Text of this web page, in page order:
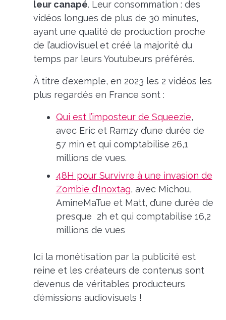
leur canapé. Leur consommation : des
vidéos longues de plus de 30 minutes,
ayant une qualité de production proche
de l’audiovisuel et créé la majorité du
temps par leurs Youtubeurs préférés.
À titre d’exemple, en 2023 les 2 vidéos les
plus regardés en France sont :
Qui est l’imposteur de Squeezie,
avec Eric et Ramzy d’une durée de
57 min et qui comptabilise 26,1
millions de vues.
48H pour Survivre à une invasion de
Zombie d’Inoxtag, avec Michou,
AmineMaTue et Matt, d’une durée de
presque 2h et qui comptabilise 16,2
millions de vues
Ici la monétisation par la publicité est
reine et les créateurs de contenus sont
devenus de véritables producteurs
d’émissions audiovisuels !